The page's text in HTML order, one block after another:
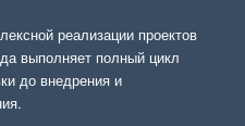
реализации проектов
выполняет полный цикл
до внедрения и